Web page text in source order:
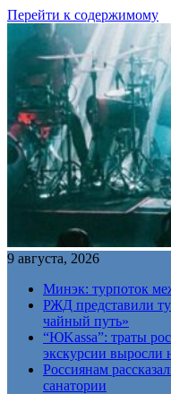
Перейти к содержимому
9 августа, 2026
Минэк: турпоток
РЖД представили
чайный путь»
“ЮKassa”: траты
экскурсии выросли
Россиянам
санатории